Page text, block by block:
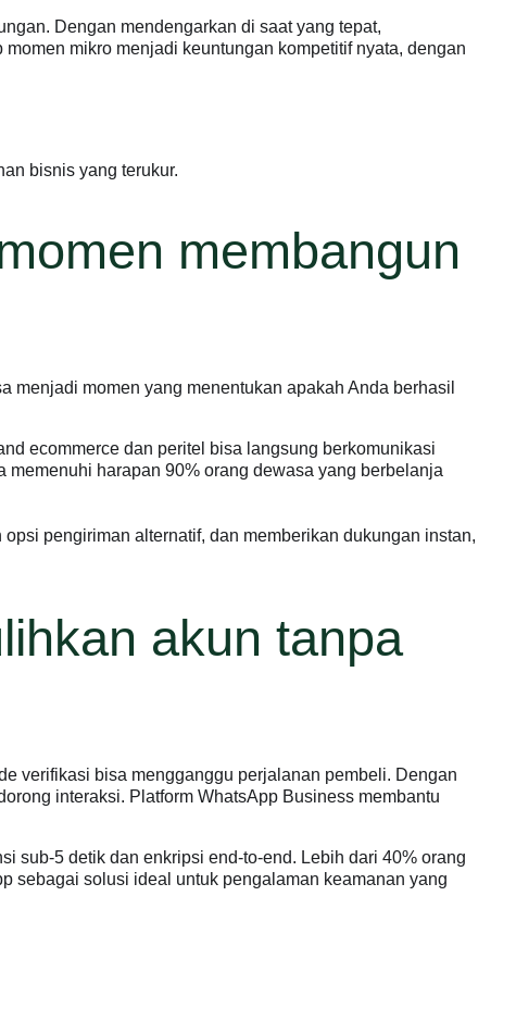
Dengan mendengarkan di saat yang tepat,
mikro menjadi keuntungan kompetitif nyata, dengan
bisnis yang terukur.
membangun
menjadi momen yang menentukan apakah Anda berhasil
ecommerce dan peritel bisa langsung berkomunikasi
harapan 90% orang dewasa yang berbelanja
pengiriman alternatif, dan memberikan dukungan instan,
akun tanpa
verifikasi bisa mengganggu perjalanan pembeli. Dengan
interaksi. Platform WhatsApp Business membantu
sub-5 detik dan enkripsi end-to-end. Lebih dari 40% orang
sebagai solusi ideal untuk pengalaman keamanan yang